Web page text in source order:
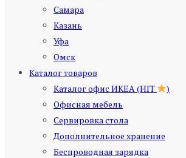
Самара
Казань
Уфа
Омск
Каталог товаров
Каталог офис ИКЕА (HIT
)
Офисная мебель
Сервировка стола
Дополнительное хранение
Беспроводная зарядка